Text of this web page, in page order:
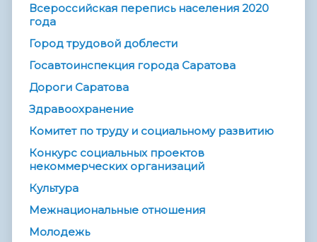
Всероссийская перепись населения 2020
года
Город трудовой доблести
Госавтоинспекция города Саратова
Дороги Саратова
Здравоохранение
Комитет по труду и социальному развитию
Конкурс социальных проектов
некоммерческих организаций
Культура
Межнациональные отношения
Молодежь